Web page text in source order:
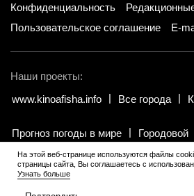
Конфиденциальность
Пользовательское соглашение
E-
Наши проекты:
www.kinoafisha.info
Все города
Прогноз погоды в мире Городовой
© 2002-2026 Все права и материалы
Копирование информации только с
На этой веб-странице используются файлы
страницы сайта, Вы соглашаетесь с
Узнать больше